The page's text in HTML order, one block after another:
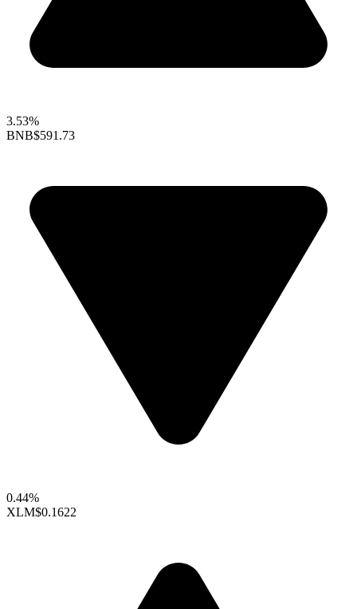
3.53%
BNB$591.73
0.44%
XLM$0.1622